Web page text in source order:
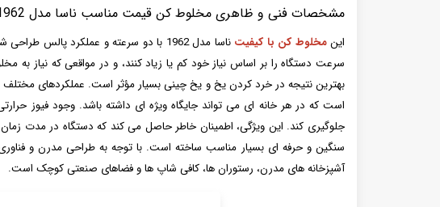
مشخصات فنی و ظاهری مخلوط کن قیمت مناسب ناسا مدل 1962
اینمخلوط کن با کیفیت
ناسا مدل 1962 با دو سرعته و عملکرد
سرعت دستگاه را بر اساس نیاز خود کم یا زیاد کنند، و در مواقعی که نیاز
بهترین نتیجه در خرد کردن یخ و یخ چینی بسیار مؤثر است. عملکردهای مختلف
است که در هر خانه ای می تواند جایگاه ویژه ای داشته باشد. وجود فیوز
جلوگیری کند. این ویژگی، اطمینان خاطر حاصل می کند که دستگاه در مدت
آشپزخانه های مدرن، رستوران ها، کافی شاپ ها و فضاهای صنعتی کوچک است.